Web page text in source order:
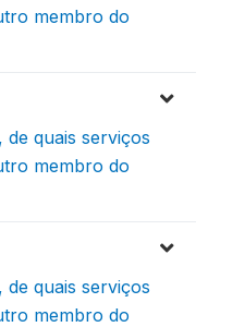
membro do
de quais serviços
membro do
de quais serviços
membro do